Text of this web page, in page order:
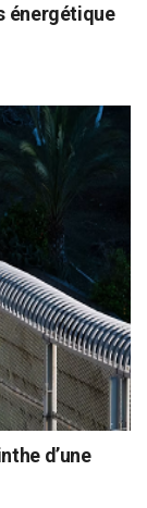
énergétique
d’une